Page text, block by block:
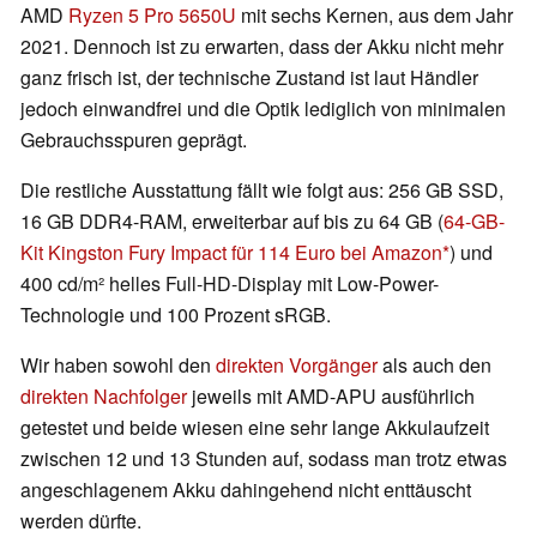
AMD Ryzen 5 Pro 5650U mit sechs Kernen, aus dem Jahr
2021. Dennoch ist zu erwarten, dass der Akku nicht mehr
ganz frisch ist, der technische Zustand ist laut Händler
jedoch einwandfrei und die Optik lediglich von minimalen
Gebrauchsspuren geprägt.
Die restliche Ausstattung fällt wie folgt aus: 256 GB SSD,
16 GB DDR4-RAM, erweiterbar auf bis zu 64 GB (64-GB-
Kit Kingston Fury Impact für 114 Euro bei Amazon ) und
400 cd/m² helles Full-HD-Display mit Low-Power-
Technologie und 100 Prozent sRGB.
Wir haben sowohl den direkten Vorgängerals auch den
direkten Nachfolgerjeweils mit AMD-APU ausführlich
getestet und beide wiesen eine sehr lange Akkulaufzeit
zwischen 12 und 13 Stunden auf, sodass man trotz etwas
angeschlagenem Akku dahingehend nicht enttäuscht
werden dürfte.